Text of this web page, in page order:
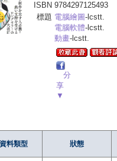
ISBN 9784297125493
標題 電腦繪圖-lcstt.
電腦軟體-lcstt.
動畫-lcstt.
分
享
▼
資料類型 狀態